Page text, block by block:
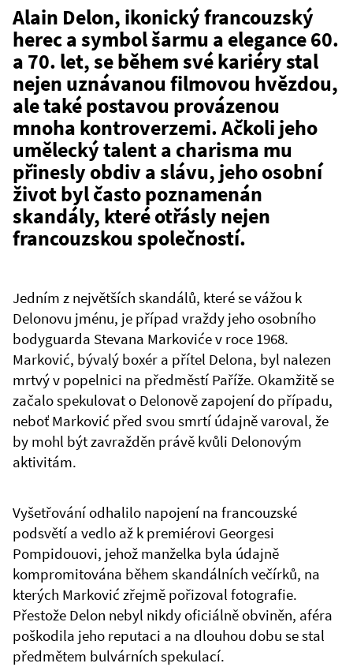
WhatsAppu
Alain Delon, ikonický francouzský
herec a symbol šarmu a elegance 60.
a 70. let, se během své kariéry stal
nejen uznávanou filmovou hvězdou,
ale také postavou provázenou
mnoha kontroverzemi. Ačkoli jeho
umělecký talent a charisma mu
přinesly obdiv a slávu, jeho osobní
život byl často poznamenán
skandály, které otřásly nejen
francouzskou společností.
Jedním z největších skandálů, které se vážou k
Delonovu jménu, je případ vraždy jeho osobního
bodyguarda Stevana Markoviće v roce 1968.
Marković, bývalý boxér a přítel Delona, byl nalezen
mrtvý v popelnici na předměstí Paříže. Okamžitě se
začalo spekulovat o Delonově zapojení do případu,
neboť Marković před svou smrtí údajně varoval, že
by mohl být zavražděn právě kvůli Delonovým
aktivitám.
Vyšetřování odhalilo napojení na francouzské
podsvětí a vedlo až k premiérovi Georgesi
Pompidouovi, jehož manželka byla údajně
kompromitována během skandálních večírků, na
kterých Marković zřejmě pořizoval fotografie.
Přestože Delon nebyl nikdy oficiálně obviněn, aféra
poškodila jeho reputaci a na dlouhou dobu se stal
předmětem bulvárních spekulací.